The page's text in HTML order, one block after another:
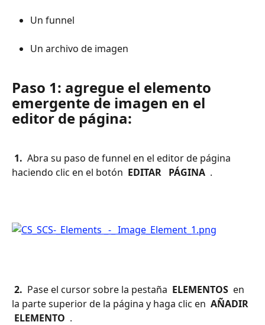
Un funnel
Un archivo de imagen
Paso 1: agregue el elemento
emergente de imagen en el
editor de página:
1. Abra su paso de funnel en el editor de página
haciendo clic en el botón EDITAR PÁGINA .
2. Pase el cursor sobre la pestaña ELEMENTOS en
la parte superior de la página y haga clic en AÑADIR
ELEMENTO .